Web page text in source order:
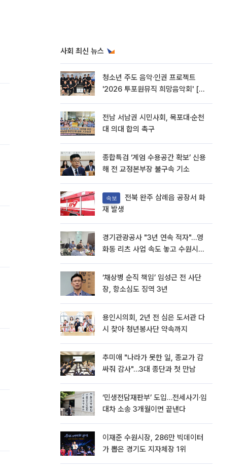
사회 최신 뉴스
청소년 주도 음악·인권 프로젝트
'2026 투포원뮤직 희망음악회' [포
전남 서남권 시민사회, 목포대·순천
대 의대 합의 촉구
종합특검 ‘계엄 수용공간 확보’ 신용
해 전 교정본부장 불구속 기소
속보
재 발생
경기관광공사 "3년 연속 적자"…영
화동 리츠 사업 속도 놓고 수원시와
‘채상병 순직 책임’ 임성근 전 사단
장, 항소심도 징역 3년
용인시의회, 2년 전 심은 도서관 다
시 찾아 청년봉사단 약속까지
추미애 "나라가 못한 일, 종교가 감
싸줘 감사"…3대 종단과 첫 만남
‘민생전담재판부’ 도입…전세사기·임
대차 소송 3개월이면 끝낸다
이재준 수원시장, 286만 빅데이터
가 뽑은 경기도 지자체장 1위